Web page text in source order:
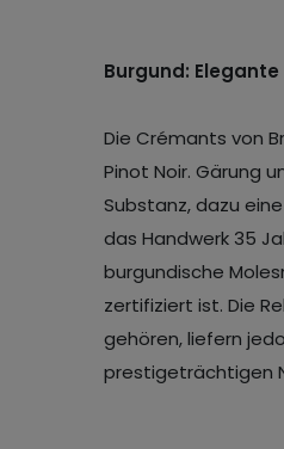
Burgund:
Die Crémants von
Pinot Noir. Gärung
Substanz, dazu
das Handwerk 35
burgundische
zertifiziert ist. Die
gehören, liefern
prestigeträchtigen